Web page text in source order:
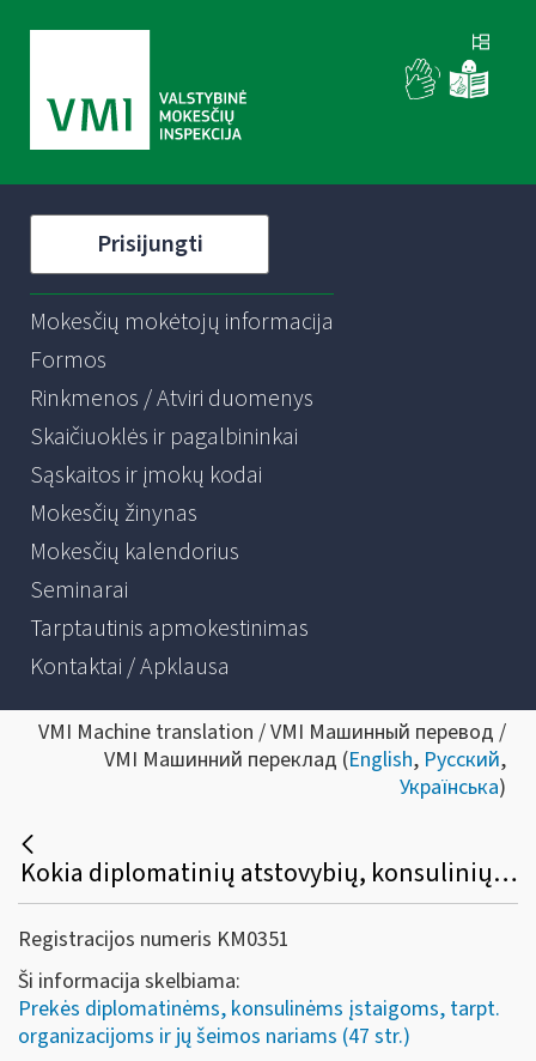
Prisijungti
Mokesčių mokėtojų informacija
Formos
Rinkmenos / Atviri duomenys
Skaičiuoklės ir pagalbininkai
Sąskaitos ir įmokų kodai
Mokesčių žinynas
Mokesčių kalendorius
Seminarai
Tarptautinis apmokestinimas
Kontaktai / Apklausa
VMI Machine translation / VMI Машинный перевод /
VMI Машинний переклад (English, Русский,
Українська)
Kokia diplomatinių atstovybių, konsulinių įstaigų ir tarptautinių organizacijų ar jų atstovybių, taip pat šių atstovybių ir įstaigų narių ir jų šeimų narių kreipimosi dėl sumokėto pirkimo PVM grąžinimo procedūra?
Registracijos numeris KM0351
Ši informacija skelbiama:
Prekės diplomatinėms, konsulinėms įstaigoms, tarpt.
organizacijoms ir jų šeimos nariams (47 str.)